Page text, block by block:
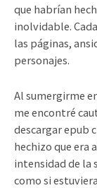
que habrían
inolvidable.
las páginas,
personajes.
Al sumergirme
me encontré
descargar epub
hechizo que era
intensidad de la
como si